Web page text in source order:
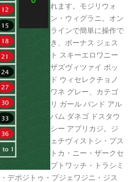
れます。モジリウォ
ン・ウィグラニ。オン
ラインで簡単に操作で
き、ボーナス ジェス
ト スキーエロワニー
ザズヴィツァイ ポッ
ド ウィセレクチョノ
ワネ グレー、カテゴ
リ ガール バンド アル
バム ダネゴ ドスタウ
シー アプリカジ。ジ
ェチヴィストシ・プス
トカ・ニー・ザークセ
プトワッチ・トラシミ
デポジトゥ・プジェワジニ・ジス